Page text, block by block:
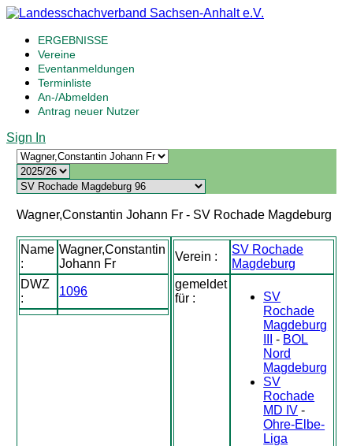
ERGEBNISSE
Vereine
Eventanmeldungen
Terminliste
An-/Abmelden
Antrag neuer Nutzer
Sign In
Wagner,Constantin Johann Fr - SV Rochade Magdeburg
Name
:
Wagner,Constantin
Johann Fr
DWZ
:
1096
Verein :
SV Rochade
Magdeburg
gemeldet
für :
SV
Rochade
Magdeburg
- BOL
Nord
Magdeburg
SV
Rochade
MD IV -
Ohre-Elbe-
Liga